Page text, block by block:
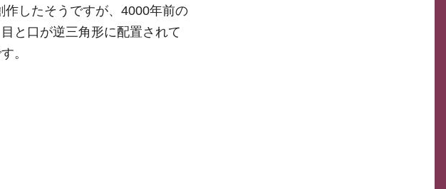
したそうですが、4000年前の
と口が逆三角形に配置されて
。